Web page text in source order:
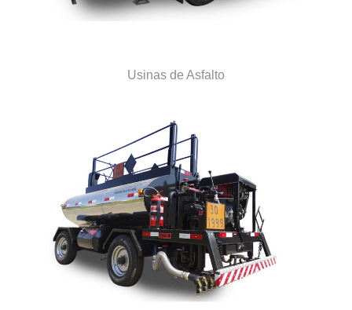
Usinas de Asfalto